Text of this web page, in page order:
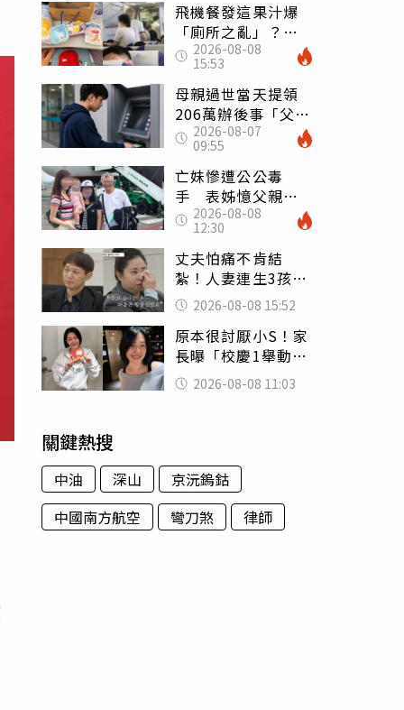
飛機餐發這果汁爆
「廁所之亂」？乘
客崩潰：差點丟大
臉 醫揭3類人別亂
喝
2026-08-08
15:53
母親過世當天提領
206萬辦後事「父子
遭判刑」 律師：
搶錢先下手是罪
2026-08-07
09:55
亡妹慘遭公公毒
手 表姊憶父親節
前夕：小舅舅仍到
殯儀館陪她說話
2026-08-08
12:30
丈夫怕痛不肯結
紮！人妻連生3孩
控遭家暴淚喊：真
的好累
2026-08-08 15:52
原本很討厭小S！家
長曝「校慶1舉動」
讓她徹底改觀 網
友洗版認證
2026-08-08 11:03
關鍵熱搜
中油 深山
京沅鎢鈷
中國南方航空
彎刀煞 律師